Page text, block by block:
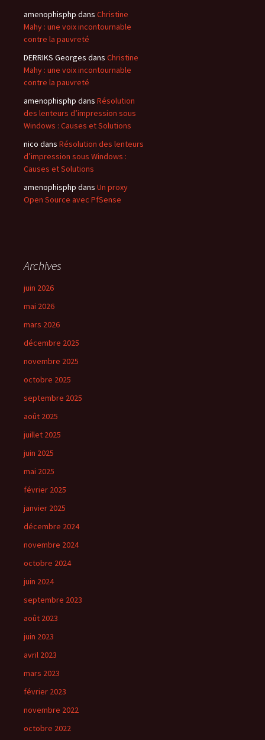
amenophisphp dans Christine
Mahy : une voix incontournable
contre la pauvreté
DERRIKS Georges dans Christine
Mahy : une voix incontournable
contre la pauvreté
amenophisphp dans Résolution
des lenteurs d’impression sous
Windows : Causes et Solutions
nico dans Résolution des lenteurs
d’impression sous Windows :
Causes et Solutions
amenophisphp dans Un proxy
Open Source avec PfSense
Archives
juin 2026
mai 2026
mars 2026
décembre 2025
novembre 2025
octobre 2025
septembre 2025
août 2025
juillet 2025
juin 2025
mai 2025
février 2025
janvier 2025
décembre 2024
novembre 2024
octobre 2024
juin 2024
septembre 2023
août 2023
juin 2023
avril 2023
mars 2023
février 2023
novembre 2022
octobre 2022